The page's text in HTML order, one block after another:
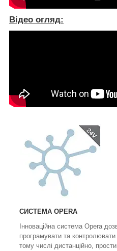
Відео огляд:
СИСТЕМА OPERA
Інноваційна система Opera
програмувати та контролювати
тому числі дистанційно,